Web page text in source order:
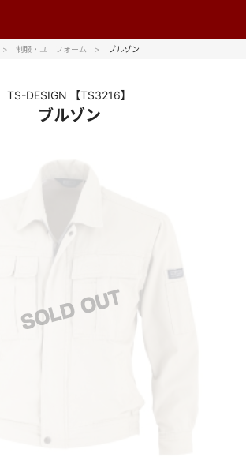
制服・ユニフォーム ブルゾン
TS-DESIGN 【TS3216】
ブルゾン